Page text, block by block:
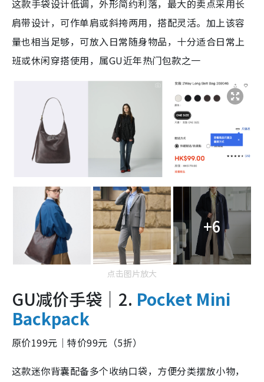
这款手袋设计低调，外形简约利落，最大的卖点采用长
肩带设计，可作单肩或斜挎两用，搭配灵活。加上该容
量也相当足够，可放入日常随身物品，十分适合日常上
班或休闲穿搭使用，属GU近年热门包款之一
+6
点击图片放大
GU减价手袋｜2. Pocket Mini
Backpack
原价199元｜特价99元（5折）
这款迷你背囊配备多个收纳口袋，方便分类摆放小物，